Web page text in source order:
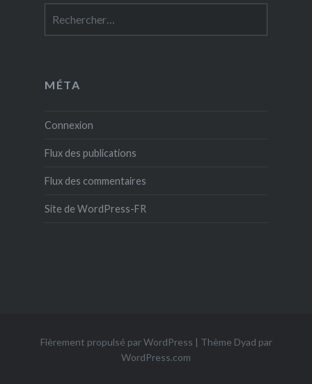
MÉTA
Connexion
Flux des publications
Flux des commentaires
Site de WordPress-FR
Fièrement propulsé par WordPress | Thème Dyad par
WordPress.com